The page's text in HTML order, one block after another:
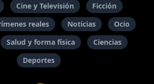
Cine y Televisión
Ficción
reales Noticias
Ocio
Salud y forma física
Ciencias
Deportes